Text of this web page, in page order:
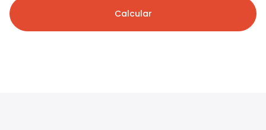
Calcular